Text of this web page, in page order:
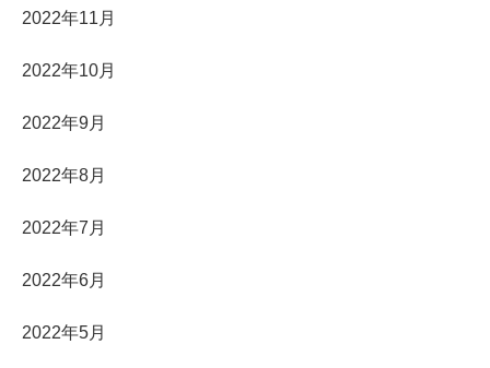
2022年11月
2022年10月
2022年9月
2022年8月
2022年7月
2022年6月
2022年5月